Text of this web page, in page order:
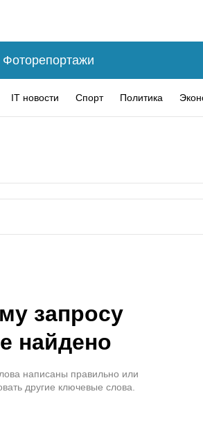
Фоторепортажи
IT новости Спорт Политика
запросу
найдено
написаны правильно или
другие ключевые слова.